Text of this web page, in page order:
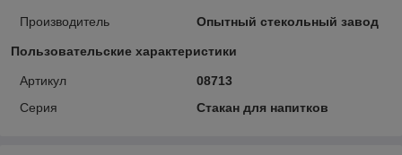
Производитель Опытный стекольный завод
Пользовательские характеристики
Артикул
08713
Серия
Стакан для напитков